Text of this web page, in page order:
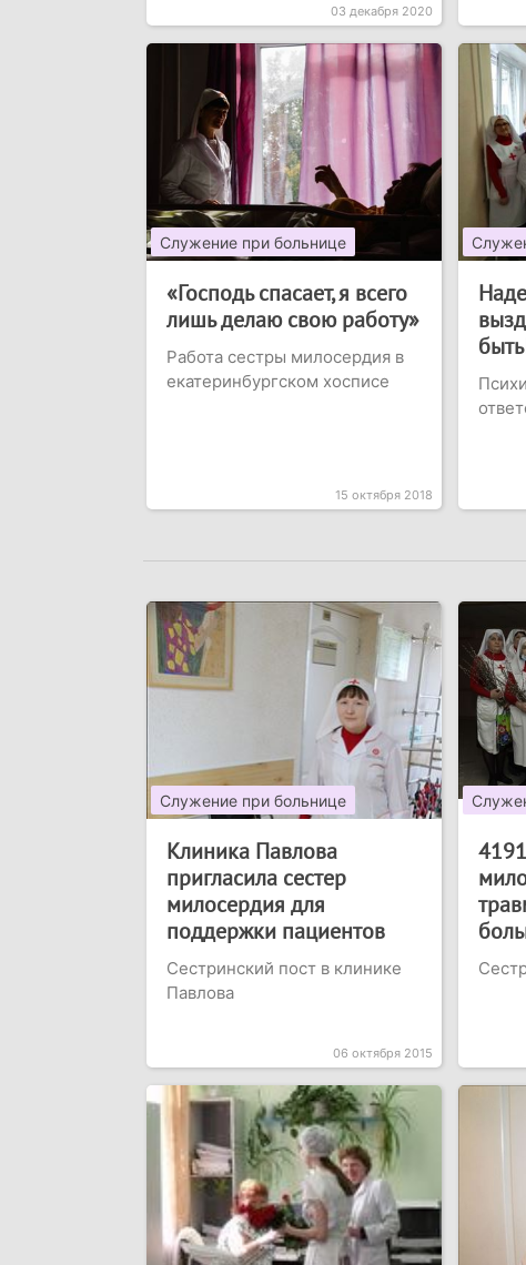
03 декабря 2020
Служение при больнице
«Господь спасает, я всего
лишь делаю свою работу»
Работа сестры милосердия в
екатеринбургском хосписе
15 октября 2018
Служение при больнице
Клиника Павлова
пригласила сестер
милосердия для
поддержки пациентов
Сестринский пост в клинике
Павлова
06 октября 2015